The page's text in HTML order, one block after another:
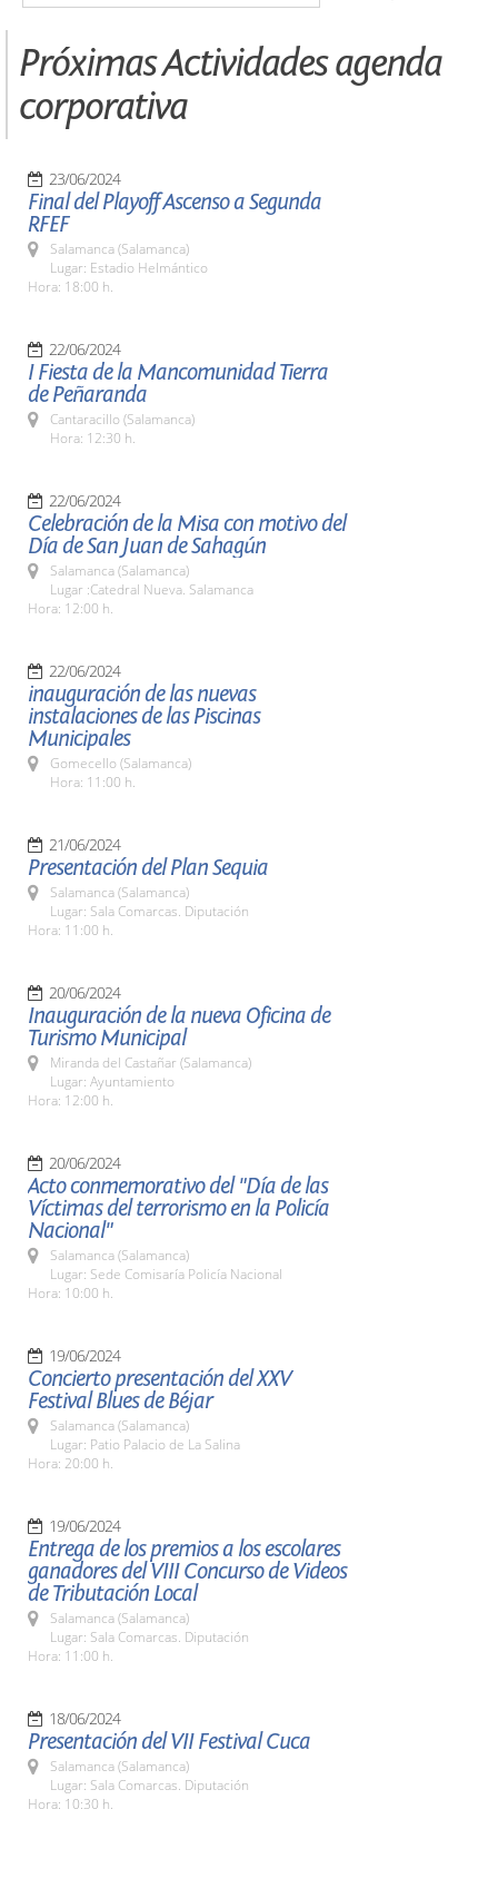
Próximas Actividades agenda
corporativa
23/06/2024
Final del Playoff Ascenso a Segunda
RFEF
Salamanca (Salamanca)
Lugar: Estadio Helmántico
Hora: 18:00 h.
22/06/2024
I Fiesta de la Mancomunidad Tierra
de Peñaranda
Cantaracillo (Salamanca)
Hora: 12:30 h.
22/06/2024
Celebración de la Misa con motivo del
Día de San Juan de Sahagún
Salamanca (Salamanca)
Lugar :Catedral Nueva. Salamanca
Hora: 12:00 h.
22/06/2024
inauguración de las nuevas
instalaciones de las Piscinas
Municipales
Gomecello (Salamanca)
Hora: 11:00 h.
21/06/2024
Presentación del Plan Sequia
Salamanca (Salamanca)
Lugar: Sala Comarcas. Diputación
Hora: 11:00 h.
20/06/2024
Inauguración de la nueva Oficina de
Turismo Municipal
Miranda del Castañar (Salamanca)
Lugar: Ayuntamiento
Hora: 12:00 h.
20/06/2024
Acto conmemorativo del "Día de las
Víctimas del terrorismo en la Policía
Nacional"
Salamanca (Salamanca)
Lugar: Sede Comisaría Policía Nacional
Hora: 10:00 h.
19/06/2024
Concierto presentación del XXV
Festival Blues de Béjar
Salamanca (Salamanca)
Lugar: Patio Palacio de La Salina
Hora: 20:00 h.
19/06/2024
Entrega de los premios a los escolares
ganadores del VIII Concurso de Videos
de Tributación Local
Salamanca (Salamanca)
Lugar: Sala Comarcas. Diputación
Hora: 11:00 h.
18/06/2024
Presentación del VII Festival Cuca
Salamanca (Salamanca)
Lugar: Sala Comarcas. Diputación
Hora: 10:30 h.